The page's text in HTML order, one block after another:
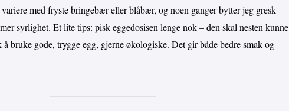
med fryste bringebær eller blåbær, og noen ganger bytter jeg gresk
syrlighet. Et lite tips: pisk eggedosisen lenge nok – den skal nesten kunne
å bruke gode, trygge egg, gjerne økologiske. Det gir både bedre smak og